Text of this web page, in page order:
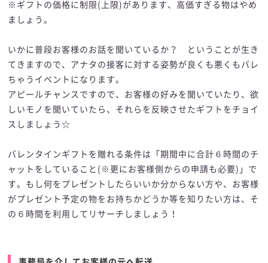
※ギフトの価格に制限(上限)があります、高価すぎる物はやめ
ましょう。
いかに普段お客様のお話を聞いているか？ ということが生き
てきますので、アナタの接客に対する姿勢が良くも悪くもバレ
ちゃうイベントになります。
アピールチャンスですので、お客様の好みを聞いていたり、欲
しいモノを聞いていたら、それらを反映させたギフトをチョイ
スしましょう☆
バレンタインギフトを贈れる条件は「期間中に合計６時間のチ
ャットをしていること(※更にお客様側からの申請も必要)」で
す。もし何をプレゼントしたらいいか分からない方や、お客様
がプレゼント予定の物をお持ちかどうか等を知りたい方は、そ
の６時間を利用してリサーチしましょう！